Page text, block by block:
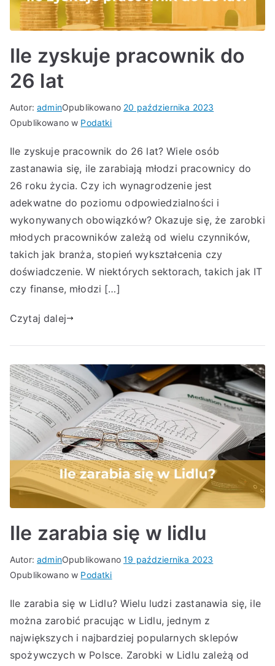
Ile zyskuje pracownik do
26 lat
Autor:adminOpublikowano 20 października 2023
Opublikowano w Podatki
Ile zyskuje pracownik do 26 lat? Wiele osób
zastanawia się, ile zarabiają młodzi pracownicy do
26 roku życia. Czy ich wynagrodzenie jest
adekwatne do poziomu odpowiedzialności i
wykonywanych obowiązków? Okazuje się, że zarobki
młodych pracowników zależą od wielu czynników,
takich jak branża, stopień wykształcenia czy
doświadczenie. W niektórych sektorach, takich jak IT
czy finanse, młodzi […]
Czytaj dalej
Ile zarabia się w lidlu
Autor:adminOpublikowano19 października 2023
Opublikowano w Podatki
Ile zarabia się w Lidlu? Wielu ludzi zastanawia się, ile
można zarobić pracując w Lidlu, jednym z
największych i najbardziej popularnych sklepów
spożywczych w Polsce. Zarobki w Lidlu zależą od